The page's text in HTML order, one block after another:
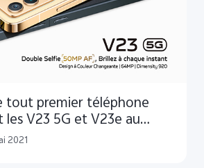
tout premier téléphone
V23 5G et V23e au
première caméra Selfie
2021